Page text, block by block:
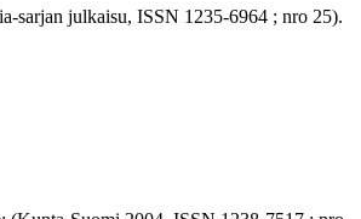
sarjan julkaisu, ISSN 1235-6964 ; nro 25).